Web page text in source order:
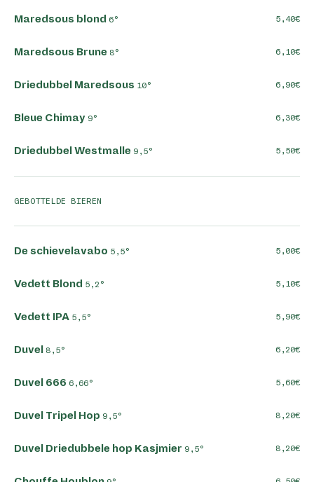
Maredsous blond 6° 5,40
Maredsous Brune 8° 6,10
Driedubbel Maredsous 10° 6,90
Bleue Chimay 9° 6,30
Driedubbel Westmalle 9,5° 5,50
GEBOTTELDE BIEREN
De schievelavabo 5,5° 5,00
Vedett Blond 5,2° 5,10
Vedett IPA 5,5° 5,90
Duvel 8,5° 6,20
Duvel 666 6,66° 5,60
Duvel Tripel Hop 9,5° 8,20
Duvel Driedubbele hop Kasjmier 9,5° 8,20